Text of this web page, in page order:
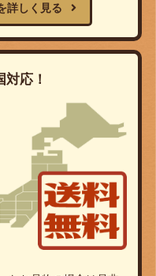
詳しく見る
応！